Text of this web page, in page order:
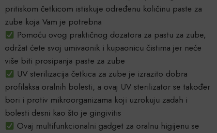
pritiskom četkicom istiskuje određenu količinu paste za
zube koja Vam je potrebna
Pomoću ovog praktičnog dozatora za pastu za zube,
održat ćete svoj umivaonik i kupaonicu čistima jer neće
više biti prosipanja paste za zube
UV sterilizacija četkica za zube je izrazito dobra
profilaksa oralnih bolesti, a ovaj UV sterilizator se također
bori i protiv mikroorganizama koji uzrokuju zadah i
bolesti desni kao što je gingivitis
Ovaj multifunkcionalni gadget za oralnu higijenu se